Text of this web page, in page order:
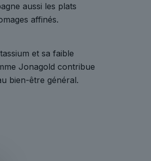
aussi les plats
affinés.
et sa faible
Jonagold contribue
bien-être général.